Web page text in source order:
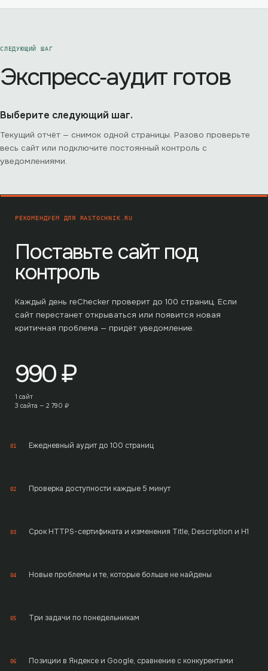
СЛЕДУЮЩИЙ ШАГ
Экспресс‑аудит готов
Выберите следующий шаг.
Текущий отчёт — снимок одной страницы. Разово проверьте
весь сайт или подключите постоянный контроль с
уведомлениями.
РЕКОМЕНДУЕМ ДЛЯ RASTOCHNIK.RU
Поставьте сайт под
контроль
Каждый день reChecker проверит до 100 страниц. Если
сайт перестанет открываться или появится новая
критичная проблема — придёт уведомление.
990₽
1 сайт
3 сайта — 2 790 ₽
01 Ежедневный аудит до 100 страниц
02 Проверка доступности каждые 5 минут
03 Срок HTTPS-сертификата и изменения Title, Description и H1
04 Новые проблемы и те, которые больше не найдены
05 Три задачи по понедельникам
06 Позиции в Яндексе и Google, сравнение с конкурентами